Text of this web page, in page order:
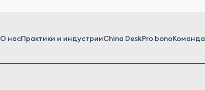
О насПрактики и индустрииChina DeskPro bonoКоманда